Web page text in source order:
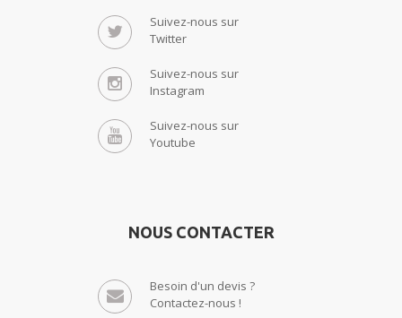
Suivez-nous sur
Twitter
Suivez-nous sur
Instagram
Suivez-nous sur
Youtube
NOUS CONTACTER
Besoin d'un devis ?
Contactez-nous !